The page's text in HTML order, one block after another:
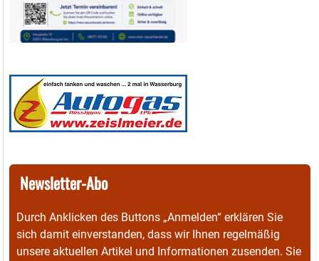
Newsletter-Abo
Durch Anklicken des Buttons „Anmelden“ erklären Sie
sich damit einverstanden, dass wir Ihnen regelmäßig
unsere aktuellen Artikel und Informationen zusenden. Sie